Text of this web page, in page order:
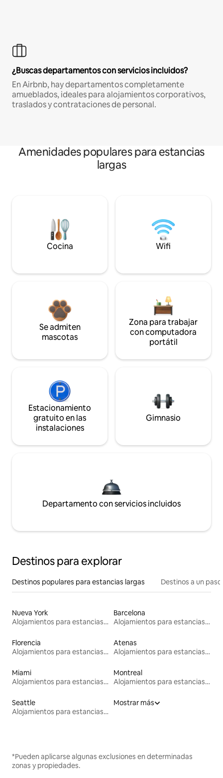
¿Buscas departamentos con servicios incluidos?
En Airbnb, hay departamentos completamente
amueblados, ideales para alojamientos corporativos,
traslados y contrataciones de personal.
Amenidades populares para estancias
largas
Cocina Wifi
Se admiten
mascotas
Zona para trabajar
con computadora
portátil
Estacionamiento
gratuito en las
instalaciones
Gimnasio
Departamento con servicios incluidos
Destinos para explorar
Destinos populares para estancias largas Destinos a un
Nueva York
Alojamientos para estancias largas
Barcelona
Alojamientos para estancias largas
Florencia
Alojamientos para estancias largas
Atenas
Alojamientos para estancias largas
Miami
Alojamientos para estancias largas
Montreal
Alojamientos para estancias largas
Seattle
Alojamientos para estancias largas
Mostrar más
*Pueden aplicarse algunas exclusiones en determinadas
zonas y propiedades.